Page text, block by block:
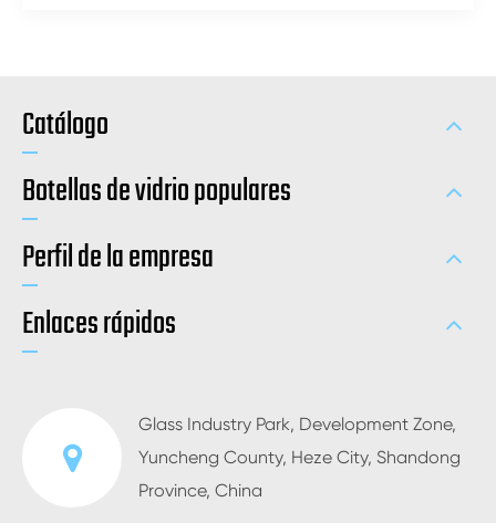
Catálogo
Botellas de vidrio populares
Perfil de la empresa
Enlaces rápidos
Glass Industry Park, Development Zone,
Yuncheng County, Heze City, Shandong
Province, China